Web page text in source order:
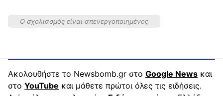
Ο σχολιασμός είναι απενεργοποιημένος
Ακολουθήστε το Newsbomb.gr στο Google News και
στο YouTube και μάθετε πρώτοι όλες τις ειδήσεις.